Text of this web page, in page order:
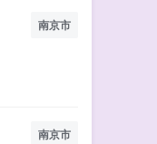
南京市
南京市